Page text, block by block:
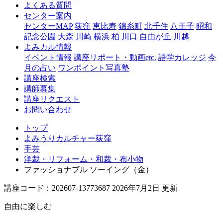
窪
よくある質問
センター案内
センターMAP 荻窪 恵比寿 錦糸町 北千住 八王子 昭和
記念公園 大森 川崎 横浜 柏 川口 自由が丘 川越
よみカル情報
イベント情報 講座リポート・動画etc. 語学カレッジ 今
月の占い ワンポイント写真塾
講座検索
講師募集
講座リクエスト
お問い合わせ
トップ
よみうりカルチャー荻窪
手芸
洋裁・リフォーム・和裁・布小物
ファッショナブル ソーイング（金）
講座コード：202607-13773687 2026年7月2日 更新
自由に楽しむ